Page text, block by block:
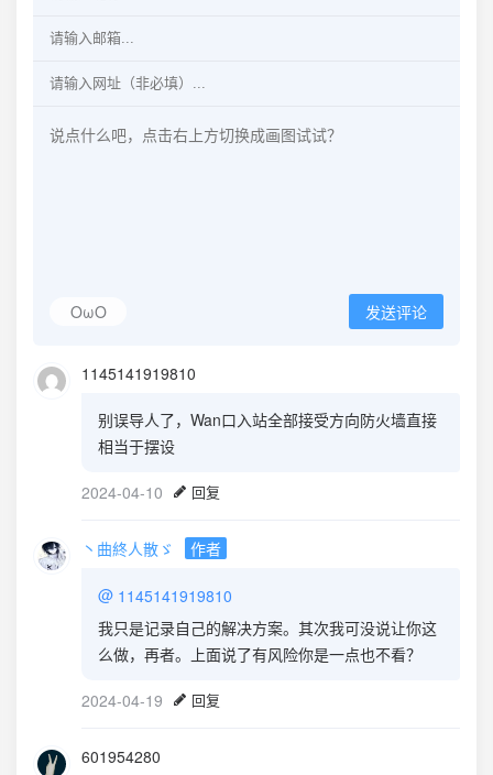
OωO 发送评论
1145141919810
别误导人了，Wan口入站全部接受方向防火墙直接
相当于摆设
2024-04-10 回复
丶曲終人散ゞ 作者
@ 1145141919810
我只是记录自己的解决方案。其次我可没说让你这
么做，再者。上面说了有风险你是一点也不看？
2024-04-19 回复
601954280